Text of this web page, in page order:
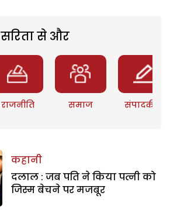
सरिता से और
राजनीति समाज संपादकीय
कहानी
दलाल : जब पति ने किया पत्नी को
जिस्म बेचने पर मजबूर